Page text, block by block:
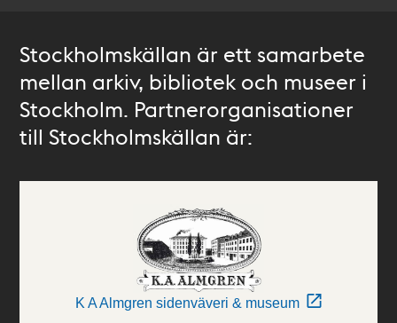
Stockholmskällan är ett samarbete
mellan arkiv, bibliotek och museer i
Stockholm. Partnerorganisationer
till Stockholmskällan är:
K A Almgren sidenväveri & museum